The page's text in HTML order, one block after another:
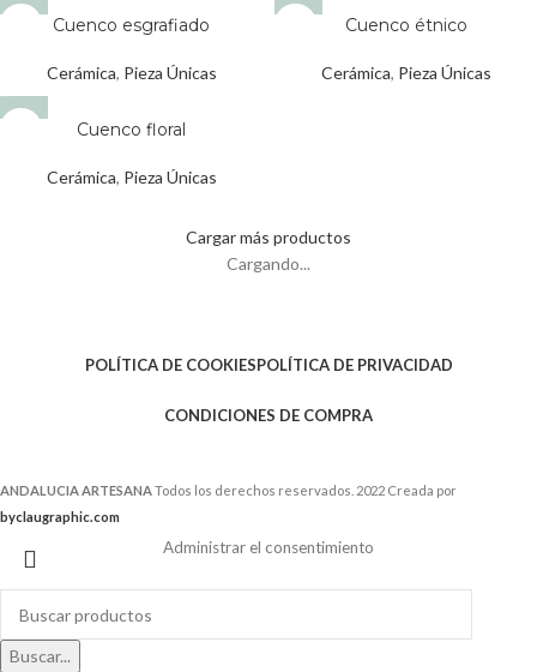
AGOTADOCuenco esgrafiado
Cerámica, Pieza Únicas
AGOTADOCuenco étnico
Cerámica, Pieza Únicas
Cuenco floral
Cerámica, Pieza Únicas
Cargar más productos
Cargando...
POLÍTICA DE COOKIESPOLÍTICA DE PRIVACIDAD
CONDICIONES DE COMPRA
ANDALUCIA ARTESANATodos los derechos reservados. 2022 Creada por
byclaugraphic.com
Buscar...
Administrar el consentimiento